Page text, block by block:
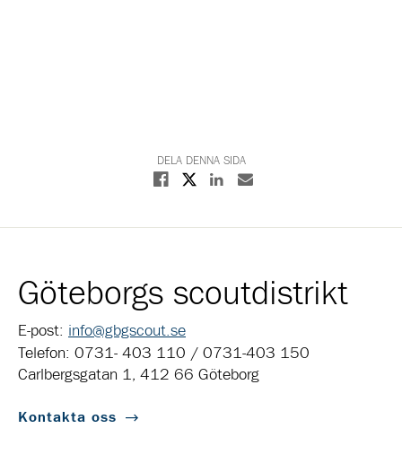
DELA DENNA SIDA
Dela på Facebook
Dela på XDela på Linkedin
Dela med E-post
Göteborgs scoutdistrikt
E-post: info@gbgscout.se
Telefon: 0731- 403 110 / 0731-403 150
Carlbergsgatan 1, 412 66 Göteborg
Kontakta oss